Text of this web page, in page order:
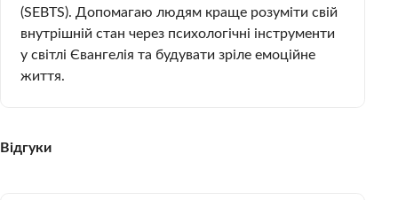
(SEBTS). Допомагаю людям краще розуміти свій
внутрішній стан через психологічні інструменти
у світлі Євангелія та будувати зріле емоційне
життя.
Відгуки